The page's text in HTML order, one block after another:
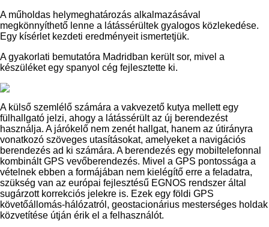
A műholdas helymeghatározás alkalmazásával
megkönnyíthető lenne a látássérültek gyalogos közlekedése.
Egy kísérlet kezdeti eredményeit ismertetjük.
A gyakorlati bemutatóra Madridban került sor, mivel a
készüléket egy spanyol cég fejlesztette ki.
A külső szemlélő számára a vakvezető kutya mellett egy
fülhallgató jelzi, ahogy a látássérült az új berendezést
használja. A járókelő nem zenét hallgat, hanem az útirányra
vonatkozó szöveges utasításokat, amelyeket a navigációs
berendezés ad ki számára. A berendezés egy mobiltelefonnal
kombinált GPS vevőberendezés. Mivel a GPS pontossága a
vételnek ebben a formájában nem kielégítő erre a feladatra,
szükség van az európai fejlesztésű EGNOS rendszer által
sugárzott korrekciós jelekre is. Ezek egy földi GPS
követőállomás-hálózatról, geostacionárius mesterséges holdak
közvetítése útján érik el a felhasználót.